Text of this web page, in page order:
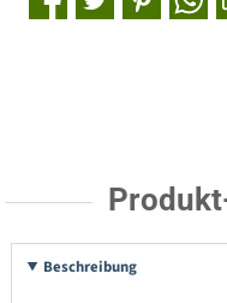
Beschreibung